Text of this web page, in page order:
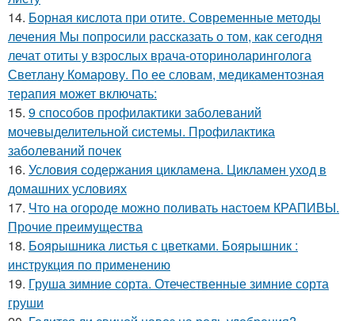
14. Борная кислота при отите. Современные методы
лечения Мы попросили рассказать о том, как сегодня
лечат отиты у взрослых врача-оториноларинголога
Светлану Комарову. По ее словам, медикаментозная
терапия может включать:
15. 9 способов профилактики заболеваний
мочевыделительной системы. Профилактика
заболеваний почек
16. Условия содержания цикламена. Цикламен уход в
домашних условиях
17. Что на огороде можно поливать настоем КРАПИВЫ.
Прочие преимущества
18. Боярышника листья с цветками. Боярышник :
инструкция по применению
19. Груша зимние сорта. Отечественные зимние сорта
груши